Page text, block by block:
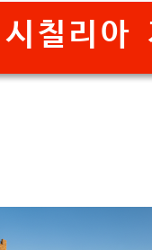
시칠리아